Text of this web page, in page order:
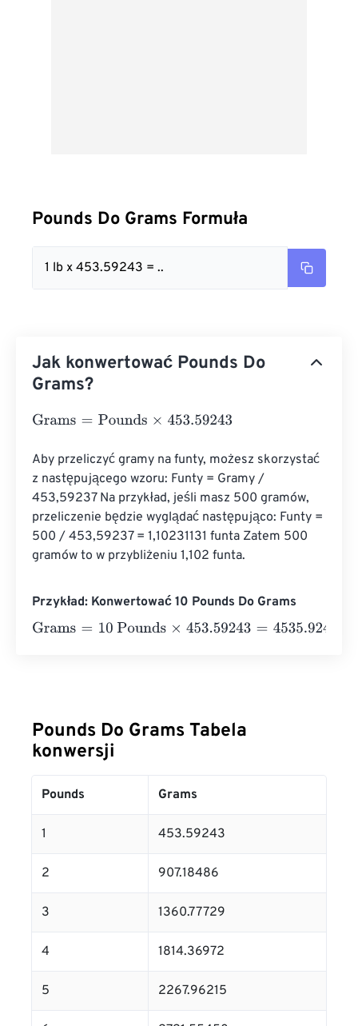
Pounds Do Grams Formuła
1 lb x 453.59243 = ..
Jak konwertować Pounds Do
Grams?
Grams= Pounds×453.59243
Aby przeliczyć gramy na funty, możesz skorzystać
z następującego wzoru: Funty = Gramy /
453,59237 Na przykład, jeśli masz 500 gramów,
przeliczenie będzie wyglądać następująco: Funty =
500 / 453,59237 = 1,10231131 funta Zatem 500
gramów to w przybliżeniu 1,102 funta.
Przykład: Konwertować 10 Pounds Do Grams
Grams= 10 Pounds×453.59243=4535.9243 Grams
Pounds Do Grams Tabela
konwersji
Pounds Grams
1 453.59243
2 907.18486
3 1360.77729
4 1814.36972
5 2267.96215